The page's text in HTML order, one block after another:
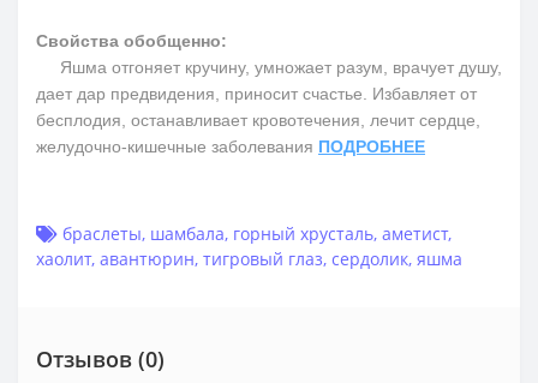
Свойства обобщенно:
Яшма отгоняет кручину, умножает разум, врачует душу,
дает дар предвидения, приносит счастье. Избавляет от
бесплодия, останавливает кровотечения, лечит сердце,
желудочно-кишечные заболевания ПОДРОБНЕЕ
браслеты, шамбала, горный хрусталь, аметист,
хаолит, авантюрин, тигровый глаз, сердолик, яшма
Отзывов (0)